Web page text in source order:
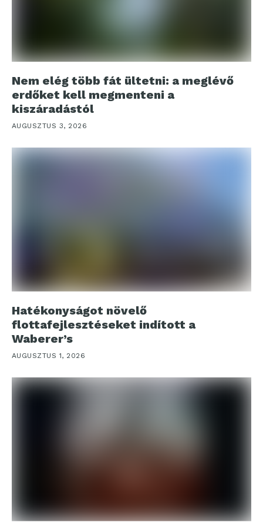
Nem elég több fát ültetni: a meglévő
erdőket kell megmenteni a
kiszáradástól
AUGUSZTUS 3, 2026
Hatékonyságot növelő
flottafejlesztéseket indított a
Waberer’s
AUGUSZTUS 1, 2026